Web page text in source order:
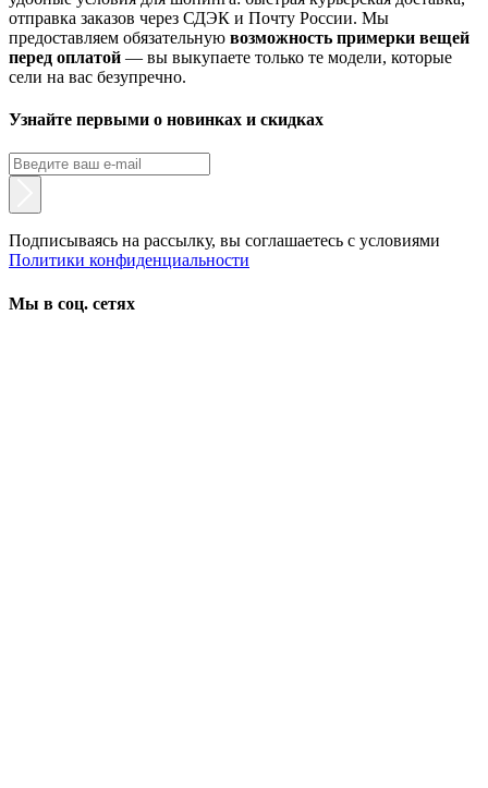
отправка заказов через СДЭК и Почту России. Мы
предоставляем обязательную возможность примерки вещей
перед оплатой — вы выкупаете только те модели, которые
сели на вас безупречно.
Узнайте первыми о новинках и скидках
Подписываясь на рассылку, вы соглашаетесь с условиями
Политики конфиденциальности
Мы в соц. сетях